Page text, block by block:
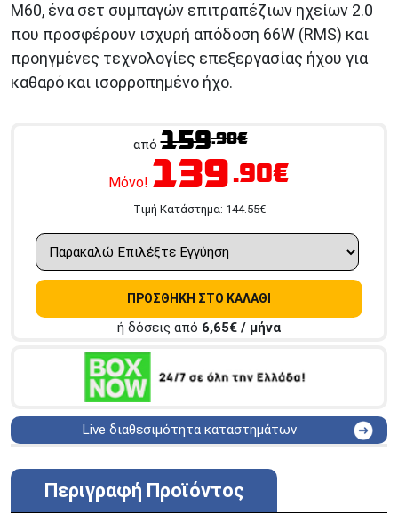
M60, ένα σετ συμπαγών επιτραπέζιων ηχείων 2.0
που προσφέρουν ισχυρή απόδοση 66W (RMS) και
προηγμένες τεχνολογίες επεξεργασίας ήχου για
καθαρό και ισορροπημένο ήχο.
από159.90€
Μόνο! 139.90€
Tιμή Κατάστημα: 144.55€
ΠΡΟΣΘΗΚΗ ΣΤΟ ΚΑΛΑΘΙ
ή δόσεις από 6,65€ / μήνα
Live διαθεσιμότητα καταστημάτων
ΑΘΗΝΑ
Στουρνάρη 27
ΠΕΡΙΣΤΕΡΙ
Περιγραφή Προϊόντος